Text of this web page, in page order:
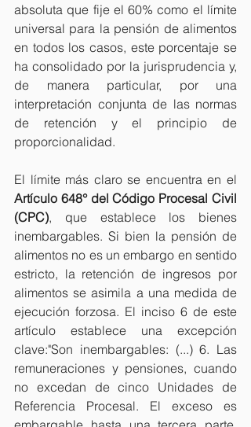
absoluta que fije el 60% como el límite
universal para la pensión de alimentos
en todos los casos, este porcentaje se
ha consolidado por la jurisprudencia y,
de manera particular, por una
interpretación conjunta de las normas
de retención y el principio de
proporcionalidad.
Artículo 648° del Código Procesal Civil
(CPC), que establece los bienes
inembargables. Si bien la pensión de
alimentos no es un embargo en sentido
estricto, la retención de ingresos por
alimentos se asimila a una medida de
ejecución forzosa. El inciso 6 de este
artículo establece una excepción
clave:"Son inembargables: (...) 6. Las
remuneraciones y pensiones, cuando
no excedan de cinco Unidades de
Referencia Procesal. El exceso es